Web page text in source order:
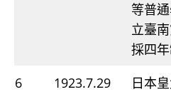
等普
立臺
採四年
6
1923.7.29
日本